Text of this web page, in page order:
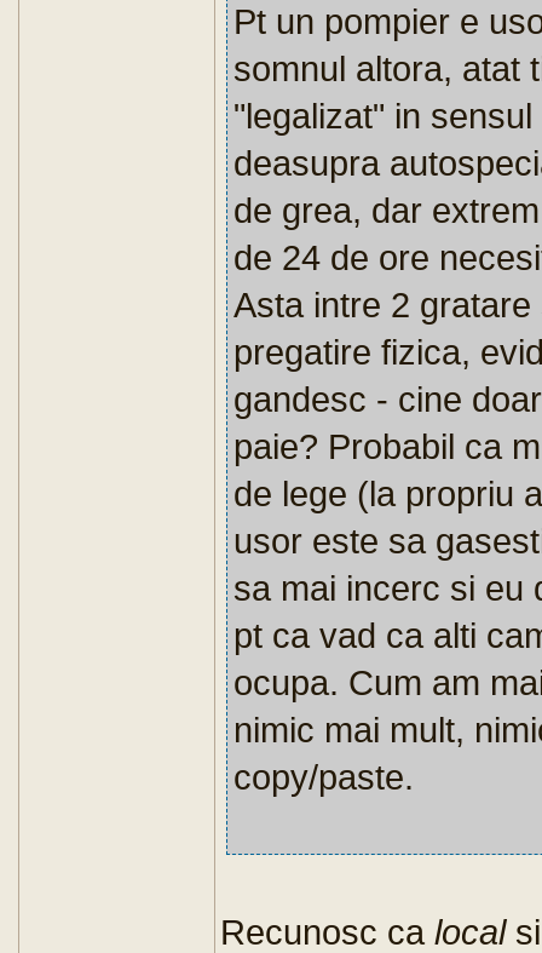
Pt un pompier e
somnul altora, atat
"legalizat" in
deasupra
de grea, dar
de 24 de ore
Asta intre 2
pregatire fizica,
gandesc - cine
paie? Probabil ca
de lege (la propriu
usor este sa
sa mai incerc si eu
pt ca vad ca alti
ocupa. Cum am
nimic mai mult,
copy/paste.
Recunosc ca local